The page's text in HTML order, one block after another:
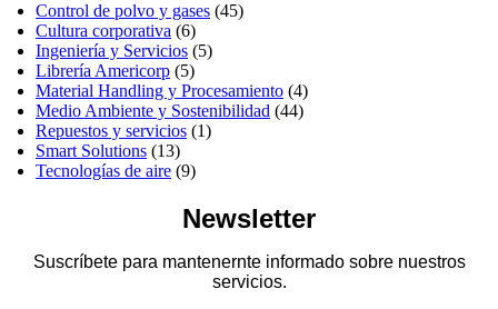
Control de polvo y gases (45)
Cultura corporativa (6)
Ingeniería y Servicios (5)
Librería Americorp (5)
Material Handling y Procesamiento (4)
Medio Ambiente y Sostenibilidad (44)
Repuestos y servicios (1)
Smart Solutions (13)
Tecnologías de aire (9)
Newsletter
Suscríbete para mantenernte informado sobre nuestros
servicios.